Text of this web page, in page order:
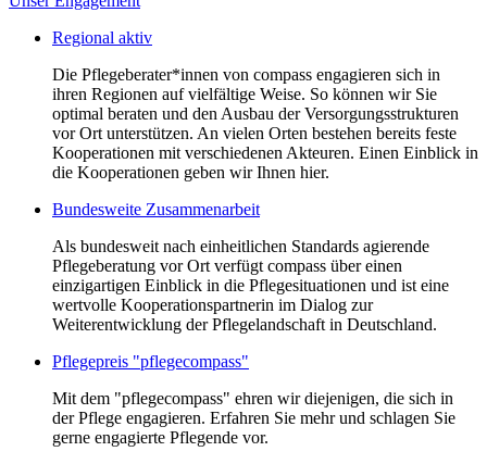
Regional aktiv
Die Pflegeberater*innen von compass engagieren sich in
ihren Regionen auf vielfältige Weise. So können wir Sie
optimal beraten und den Ausbau der Versorgungsstrukturen
vor Ort unterstützen. An vielen Orten bestehen bereits feste
Kooperationen mit verschiedenen Akteuren. Einen Einblick in
die Kooperationen geben wir Ihnen hier.
Bundesweite Zusammenarbeit
Als bundesweit nach einheitlichen Standards agierende
Pflegeberatung vor Ort verfügt compass über einen
einzigartigen Einblick in die Pflegesituationen und ist eine
wertvolle Kooperationspartnerin im Dialog zur
Weiterentwicklung der Pflegelandschaft in Deutschland.
Pflegepreis "pflegecompass"
Mit dem "pflegecompass" ehren wir diejenigen, die sich in
der Pflege engagieren. Erfahren Sie mehr und schlagen Sie
gerne engagierte Pflegende vor.